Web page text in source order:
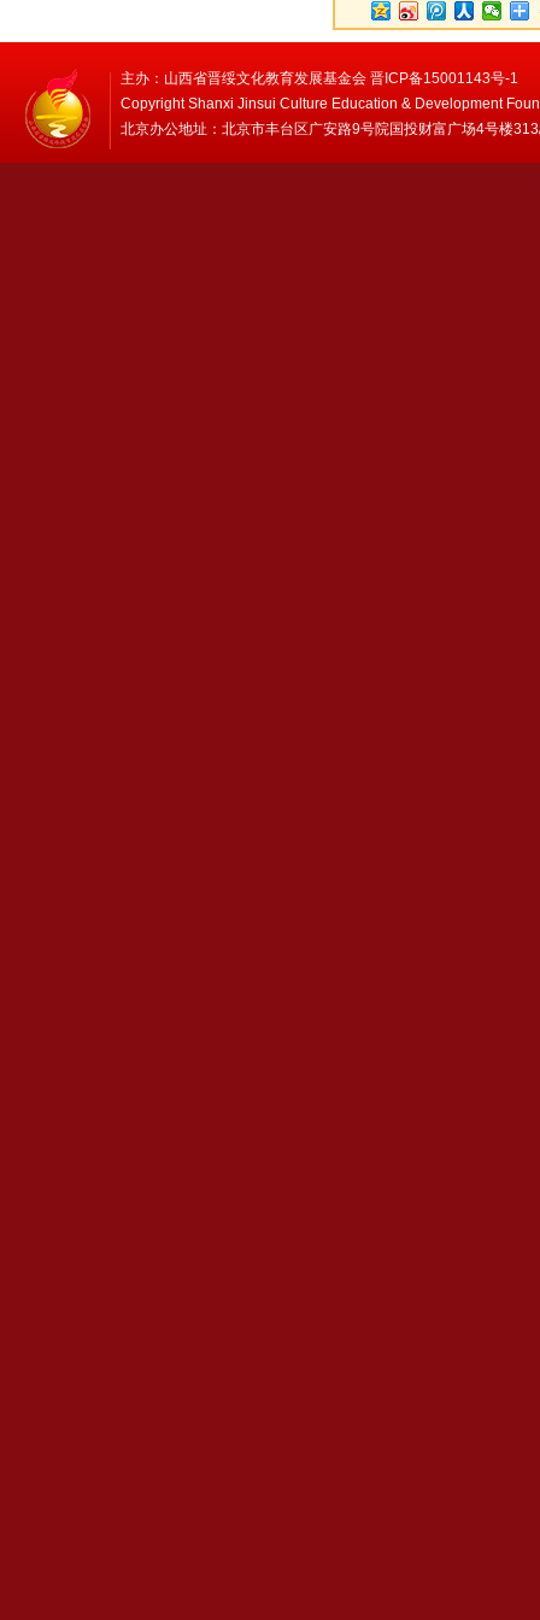
主办：山西省晋绥文化教育发展基金会 晋ICP备15001143号-1
Copyright Shanxi Jinsui Culture Education & Development
北京办公地址：北京市丰台区广安路9号院国投财富广场4号楼